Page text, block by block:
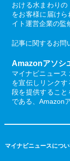
おける水まわりの
をお客様に届け
イト運営企業の監
記事に関するお問
Amazonアソシ
マイナビニュース
を宣伝しリンク
段を提供するこ
である、Amazon
マイナビニュースにつ